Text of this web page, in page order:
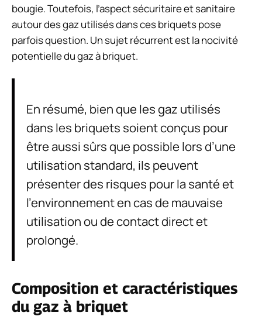
bougie. Toutefois, l’aspect sécuritaire et sanitaire
autour des gaz utilisés dans ces briquets pose
parfois question. Un sujet récurrent est la nocivité
potentielle du gaz à briquet.
En résumé, bien que les gaz utilisés
dans les briquets soient conçus pour
être aussi sûrs que possible lors d’une
utilisation standard, ils peuvent
présenter des risques pour la santé et
l’environnement en cas de mauvaise
utilisation ou de contact direct et
prolongé.
Composition et caractéristiques
du gaz à briquet